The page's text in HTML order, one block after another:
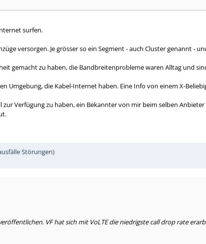
surfen.
versorgen. Je grösser so ein Segment - auch Cluster genannt -
gemacht zu haben, die Bandbreitenprobleme waren Alltag und
Umgebung, die Kabel-Internet haben. Eine Info von einem X-
Verfügung zu haben, ein Bekannter von mir beim selben
Störungen)
VF hat sich mit VoLTE die niedrigste call drop rate